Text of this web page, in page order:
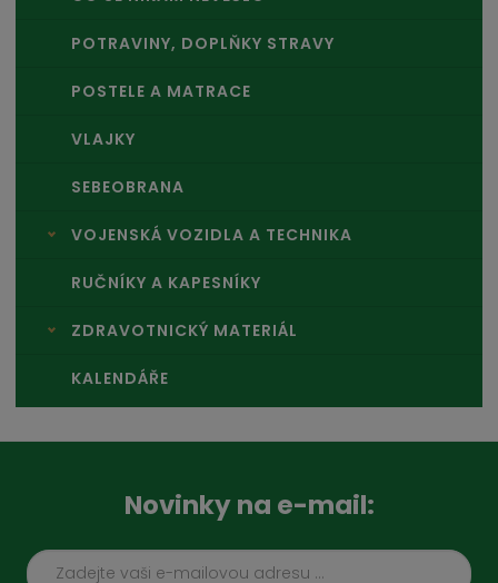
POTRAVINY, DOPLŇKY STRAVY
POSTELE A MATRACE
VLAJKY
SEBEOBRANA
VOJENSKÁ VOZIDLA A TECHNIKA
RUČNÍKY A KAPESNÍKY
ZDRAVOTNICKÝ MATERIÁL
KALENDÁŘE
Novinky na e-mail: